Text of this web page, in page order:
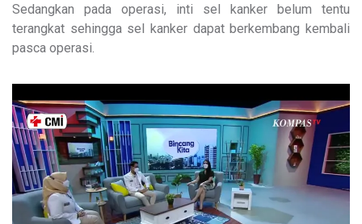
Sedangkan pada operasi, inti sel kanker belum tentu
terangkat sehingga sel kanker dapat berkembang kembali
pasca operasi.